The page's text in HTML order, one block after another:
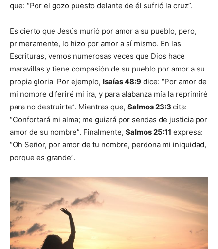
que: “Por el gozo puesto delante de él sufrió la cruz”.
Es cierto que Jesús murió por amor a su pueblo, pero,
primeramente, lo hizo por amor a sí mismo. En las
Escrituras, vemos numerosas veces que Dios hace
maravillas y tiene compasión de su pueblo por amor a su
propia gloria. Por ejemplo, Isaías 48:9 dice: “Por amor de
mi nombre diferiré mi ira, y para alabanza mía la reprimiré
para no destruirte”. Mientras que, Salmos 23:3 cita:
“Confortará mi alma; me guiará por sendas de justicia por
amor de su nombre”. Finalmente, Salmos 25:11 expresa:
“Oh Señor, por amor de tu nombre, perdona mi iniquidad,
porque es grande”.